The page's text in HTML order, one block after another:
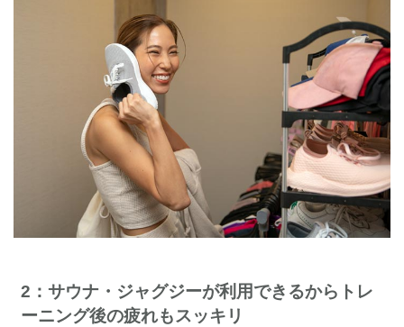
2：サウナ・ジャグジーが利用できるからトレ
ーニング後の疲れもスッキリ